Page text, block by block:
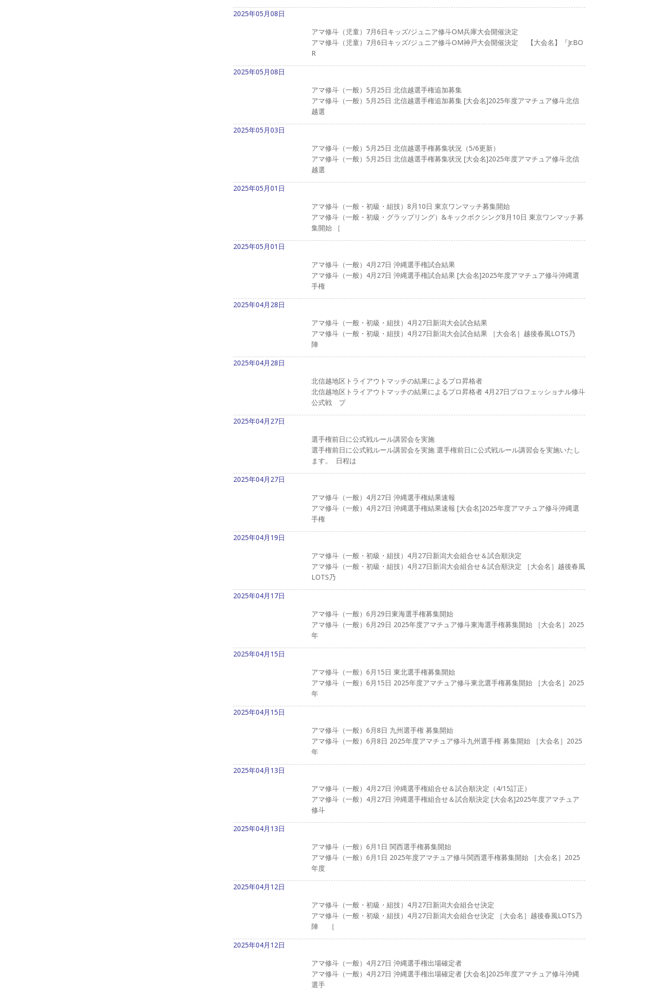
2025年05月08日
アマ修斗（児童）7月6日キッズ/ジュニア修斗OM兵庫大会開催決定
アマ修斗（児童）7月6日キッズ/ジュニア修斗OM神戸大会開催決定 【大会名】『Jr.BO
R
2025年05月08日
アマ修斗（一般）5月25日 北信越選手権追加募集
アマ修斗（一般）5月25日 北信越選手権追加募集 [大会名]2025年度アマチュア修斗北信
越選
2025年05月03日
アマ修斗（一般）5月25日 北信越選手権募集状況（5/6更新）
アマ修斗（一般）5月25日 北信越選手権募集状況 [大会名]2025年度アマチュア修斗北信
越選
2025年05月01日
アマ修斗（一般・初級・組技）8月10日 東京ワンマッチ募集開始
アマ修斗（一般・初級・グラップリング）&キックボクシング8月10日 東京ワンマッチ募
集開始 ［
2025年05月01日
アマ修斗（一般）4月27日 沖縄選手権試合結果
アマ修斗（一般）4月27日 沖縄選手権試合結果 [大会名]2025年度アマチュア修斗沖縄選
手権
2025年04月28日
アマ修斗（一般・初級・組技）4月27日新潟大会試合結果
アマ修斗（一般・初級・組技）4月27日新潟大会試合結果 ［大会名］越後春風LOTS乃
陣
2025年04月28日
北信越地区トライアウトマッチの結果によるプロ昇格者
北信越地区トライアウトマッチの結果によるプロ昇格者 4月27日プロフェッショナル修斗
公式戦 プ
2025年04月27日
選手権前日に公式戦ルール講習会を実施
選手権前日に公式戦ルール講習会を実施 選手権前日に公式戦ルール講習会を実施いたし
ます。 日程は
2025年04月27日
アマ修斗（一般）4月27日 沖縄選手権結果速報
アマ修斗（一般）4月27日 沖縄選手権結果速報 [大会名]2025年度アマチュア修斗沖縄選
手権
2025年04月19日
アマ修斗（一般・初級・組技）4月27日新潟大会組合せ＆試合順決定
アマ修斗（一般・初級・組技）4月27日新潟大会組合せ＆試合順決定 ［大会名］越後春風
LOTS乃
2025年04月17日
アマ修斗（一般）6月29日東海選手権募集開始
アマ修斗（一般）6月29日 2025年度アマチュア修斗東海選手権募集開始 ［大会名］2025
年
2025年04月15日
アマ修斗（一般）6月15日 東北選手権募集開始
アマ修斗（一般）6月15日 2025年度アマチュア修斗東北選手権募集開始 ［大会名］2025
年
2025年04月15日
アマ修斗（一般）6月8日 九州選手権 募集開始
アマ修斗（一般）6月8日 2025年度アマチュア修斗九州選手権 募集開始 ［大会名］2025
年
2025年04月13日
アマ修斗（一般）4月27日 沖縄選手権組合せ＆試合順決定（4/15訂正）
アマ修斗（一般）4月27日 沖縄選手権組合せ＆試合順決定 [大会名]2025年度アマチュア
修斗
2025年04月13日
アマ修斗（一般）6月1日 関西選手権募集開始
アマ修斗（一般）6月1日 2025年度アマチュア修斗関西選手権募集開始 ［大会名］2025
年度
2025年04月12日
アマ修斗（一般・初級・組技）4月27日新潟大会組合せ決定
アマ修斗（一般・初級・組技）4月27日新潟大会組合せ決定 ［大会名］越後春風LOTS乃
陣 ［
2025年04月12日
アマ修斗（一般）4月27日 沖縄選手権出場確定者
アマ修斗（一般）4月27日 沖縄選手権出場確定者 [大会名]2025年度アマチュア修斗沖縄
選手